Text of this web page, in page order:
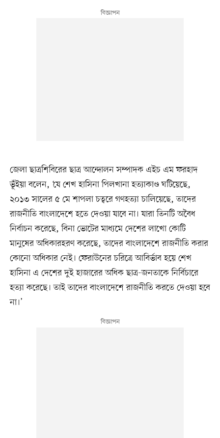
জেলা ছাত্রশিবিরের ছাত্র আন্দোলন সম্পাদক এইচ এম ফরহাদ
ভূঁইয়া বলেন, ‘যে শেখ হাসিনা পিলখানা হত্যাকাণ্ড ঘটিয়েছে,
২০১৩ সালের ৫ মে শাপলা চত্বরে গণহত্যা চালিয়েছে, তাদের
রাজনীতি বাংলাদেশে হতে দেওয়া যাবে না। যারা তিনটি অবৈধ
নির্বাচন করেছে, বিনা ভোটের মাধ্যমে দেশের লাখো কোটি
মানুষের অধিকারহরণ করেছে, তাদের বাংলাদেশে রাজনীতি করার
কোনো অধিকার নেই। ফেরাউনের চরিত্রে আবির্ভাব হয়ে শেখ
হাসিনা এ দেশের দুই হাজারের অধিক ছাত্র-জনতাকে নির্বিচারে
হত্যা করেছে। তাই তাদের বাংলাদেশে রাজনীতি করতে দেওয়া হবে
না।’